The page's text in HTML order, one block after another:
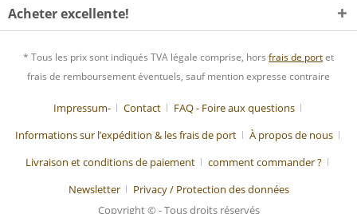
Acheter excellente!
* Tous les prix sont indiqués TVA légale comprise, hors frais de portet
frais de remboursement éventuels, sauf mention expresse contraire
Impressum- Contact
FAQ - Foire aux questions
Informations sur l’expédition & les frais de port
À propos de nous
Livraison et conditions de paiement
comment commander ?
Newsletter
Privacy / Protection des données
Copyright © - Tous droits réservés